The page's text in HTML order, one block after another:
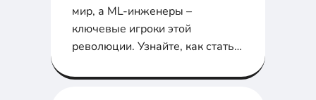
мир, а ML-инженеры –
ключевые игроки этой
революции. Узнайте, как стать
что нужно знать и сколько